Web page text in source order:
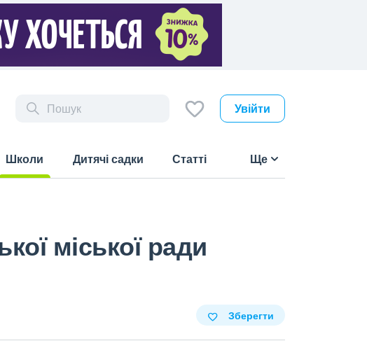
Увійти
Школи
Дитячі садки Статті Ще
міської ради
Зберегти